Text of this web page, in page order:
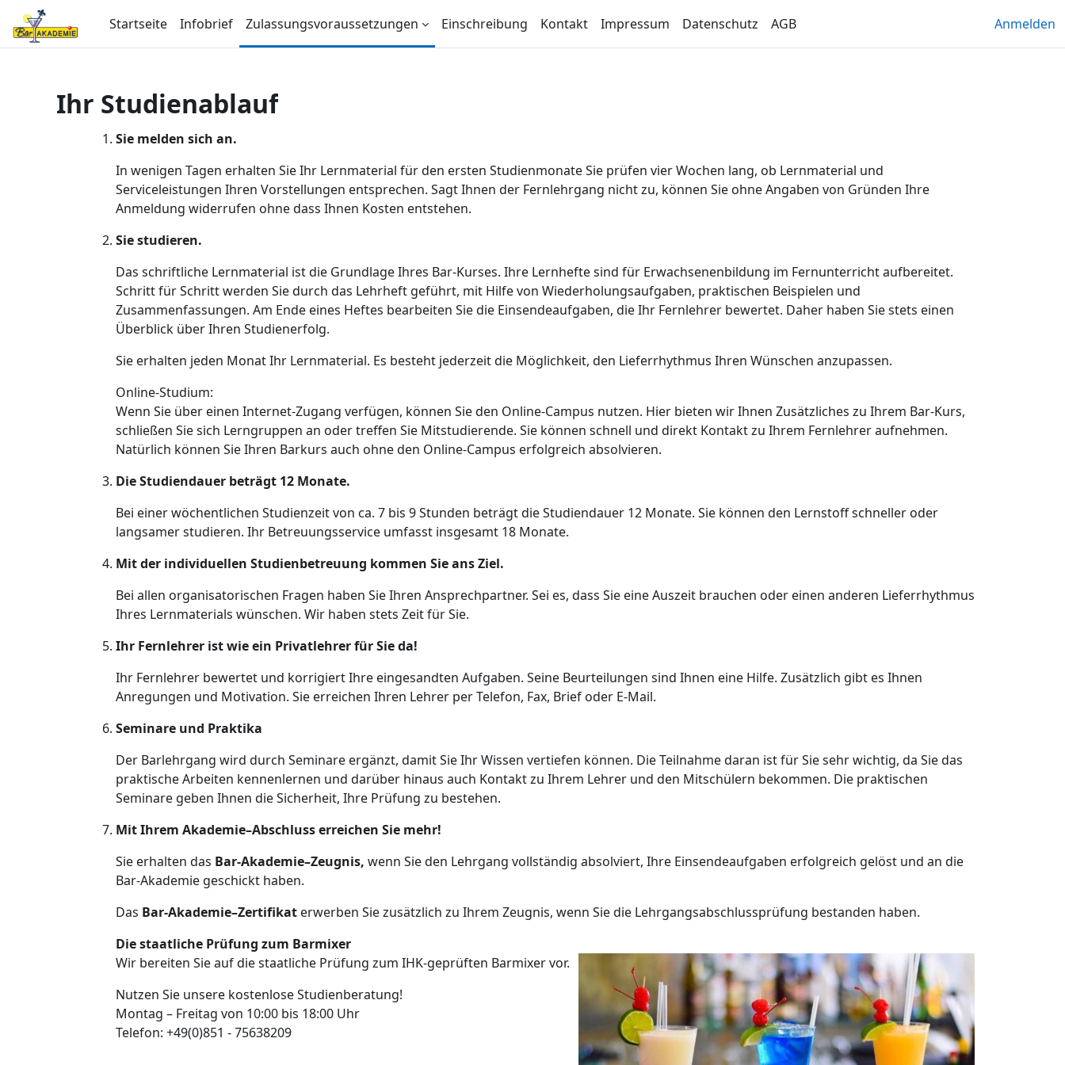
Zum Hauptinhalt
Startseite
Infobrief Zulassungsvoraussetzungen Einschreibung Kontakt Impressum Datenschutz AGB Anmelden
Ihr Studienablauf
Sie melden sich an.
In wenigen Tagen erhalten Sie Ihr Lernmaterial für den ersten Studienmonate Sie prüfen vier Wochen lang, ob Lernmaterial und
Serviceleistungen Ihren Vorstellungen entsprechen. Sagt Ihnen der Fernlehrgang nicht zu, können Sie ohne Angaben von Gründen Ihre
Anmeldung widerrufen ohne dass Ihnen Kosten entstehen.
Sie studieren.
Das schriftliche Lernmaterial ist die Grundlage Ihres Bar-Kurses. Ihre Lernhefte sind für Erwachsenenbildung im Fernunterricht aufbereitet.
Schritt für Schritt werden Sie durch das Lehrheft geführt, mit Hilfe von Wiederholungsaufgaben, praktischen Beispielen und
Zusammenfassungen. Am Ende eines Heftes bearbeiten Sie die Einsendeaufgaben, die Ihr Fernlehrer bewertet. Daher haben Sie stets einen
Überblick über Ihren Studienerfolg.
Sie erhalten jeden Monat Ihr Lernmaterial. Es besteht jederzeit die Möglichkeit, den Lieferrhythmus Ihren Wünschen anzupassen.
Online-Studium:
Wenn Sie über einen Internet-Zugang verfügen, können Sie den Online-Campus nutzen. Hier bieten wir Ihnen Zusätzliches zu Ihrem Bar-Kurs,
schließen Sie sich Lerngruppen an oder treffen Sie Mitstudierende. Sie können schnell und direkt Kontakt zu Ihrem Fernlehrer aufnehmen.
Natürlich können Sie Ihren Barkurs auch ohne den Online-Campus erfolgreich absolvieren.
Die Studiendauer beträgt 12 Monate.
Bei einer wöchentlichen Studienzeit von ca. 7 bis 9 Stunden beträgt die Studiendauer 12 Monate. Sie können den Lernstoff schneller oder
langsamer studieren. Ihr Betreuungsservice umfasst insgesamt 18 Monate.
Mit der individuellen Studienbetreuung kommen Sie ans Ziel.
Bei allen organisatorischen Fragen haben Sie Ihren Ansprechpartner. Sei es, dass Sie eine Auszeit brauchen oder einen anderen Lieferrhythmus
Ihres Lernmaterials wünschen. Wir haben stets Zeit für Sie.
Ihr Fernlehrer ist wie ein Privatlehrer für Sie da!
Ihr Fernlehrer bewertet und korrigiert Ihre eingesandten Aufgaben. Seine Beurteilungen sind Ihnen eine Hilfe. Zusätzlich gibt es Ihnen
Anregungen und Motivation. Sie erreichen Ihren Lehrer per Telefon, Fax, Brief oder E-Mail.
Seminare und Praktika
Der Barlehrgang wird durch Seminare ergänzt, damit Sie Ihr Wissen vertiefen können. Die Teilnahme daran ist für Sie sehr wichtig, da Sie das
praktische Arbeiten kennenlernen und darüber hinaus auch Kontakt zu Ihrem Lehrer und den Mitschülern bekommen. Die praktischen
Seminare geben Ihnen die Sicherheit, Ihre Prüfung zu bestehen.
Mit Ihrem Akademie–Abschluss erreichen Sie mehr!
Sie erhalten das Bar-Akademie–Zeugnis, wenn Sie den Lehrgang vollständig absolviert, Ihre Einsendeaufgaben erfolgreich gelöst und an die
Bar-Akademie geschickt haben.
Das Bar-Akademie–Zertifikat erwerben Sie zusätzlich zu Ihrem Zeugnis, wenn Sie die Lehrgangsabschlussprüfung bestanden haben.
Die staatliche Prüfung zum Barmixer
Wir bereiten Sie auf die staatliche Prüfung zum IHK-geprüften Barmixer vor.
Nutzen Sie unsere kostenlose Studienberatung!
Montag – Freitag von 10:00 bis 18:00 Uhr
Telefon: +49(0)851 - 75638209